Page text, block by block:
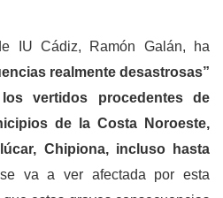
IU Cádiz, Ramón Galán, ha
realmente desastrosas”
vertidos procedentes de
de la Costa Noroeste,
Chipiona, incluso hasta
va a ver afectada por esta